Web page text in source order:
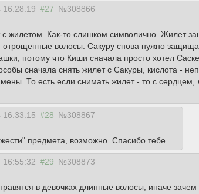
#27 №308866
жилетом. Как-то слишком символично. Жилет
волосы. Сакуру снова нужно
потому что Киши сначала просто хотел
сначала снять жилет с Сакуры, кислота -
То есть если снимать жилет - то с
#28 №308867
предмета, возможно. Спасибо тебе.
#29 №308873
в девочках длинные волосы, иначе зачем